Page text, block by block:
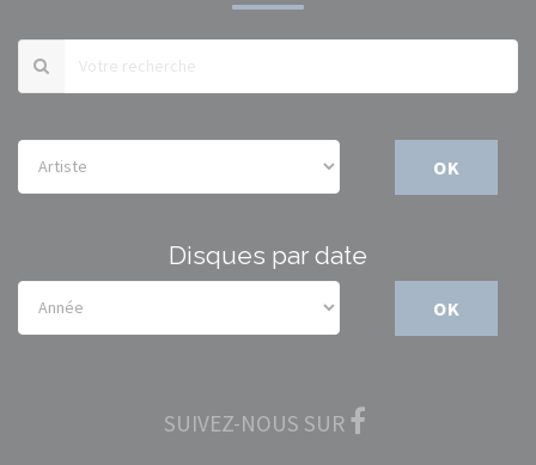
OK
Disques par date
OK
SUIVEZ-NOUS SUR